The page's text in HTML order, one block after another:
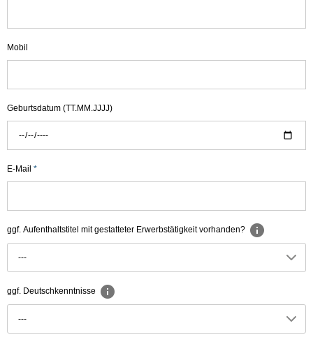
Mobil
Geburtsdatum (TT.MM.JJJJ)
E-Mail *
ggf. Aufenthaltstitel mit gestatteter Erwerbstätigkeit vorhanden?
---
ggf. Deutschkenntnisse
---